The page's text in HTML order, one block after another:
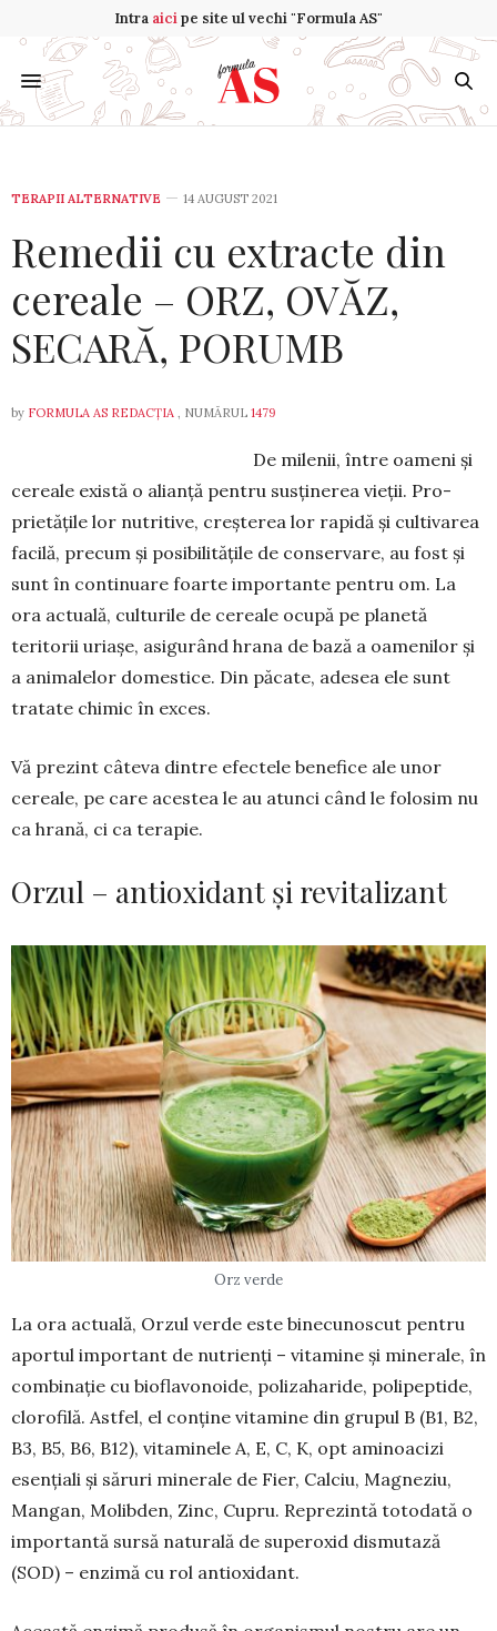
Intra aicipe site ul vechi "Formula AS"
TERAPII ALTERNATIVE 14 AUGUST 2021
Remedii cu extracte din
cereale – ORZ, OVĂZ,
SECARĂ, PORUMB
by FORMULA AS REDACȚIA , NUMĂRUL 1479
De milenii, între oameni și
cereale exis­tă o alianță pentru susținerea vieții. Pro­
prietățile lor nutritive, creșterea lor rapidă și cultivarea
facilă, precum și posibilitățile de conservare, au fost și
sunt în continuare foarte importante pentru om. La
ora actuală, culturile de cereale ocupă pe planetă
teritorii uriașe, asigurând hrana de bază a oamenilor și
a animalelor domes­tice. Din păcate, adesea ele sunt
tratate chimic în exces.
Vă prezint câteva dintre efectele benefice ale unor
cereale, pe care acestea le au atunci când le folosim nu
ca hrană, ci ca terapie.
Orzul – antioxidant și revitalizant
Orz verde
La ora actuală, Orzul verde este binecunoscut pentru
aportul important de nutrienți – vitamine și minerale, în
combinație cu bio­flavonoide, poli­zaharide, poli­peptide,
clorofilă. Astfel, el con­­ține vitamine din grupul B (B1, B2,
B3, B5, B6, B12), vitami­nele A, E, C, K, opt ami­noacizi
esențiali şi să­ruri mine­rale de Fier, Calciu, Mag­neziu,
Man­gan, Mo­libden, Zinc, Cu­pru. Repre­zin­tă totodată o
im­por­tantă sursă naturală de superoxid dis­mu­tază
(SOD) – enzimă cu rol antioxidant.